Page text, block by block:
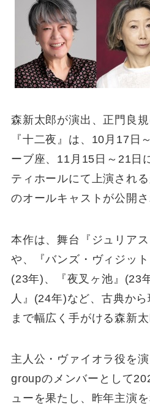
森新太郎が演出、正門良
『十二夜』は、10月17日
ーブ座、11月15日～21日
ティホールにて上演され
のオールキャストが公開さ
本作は、舞台『ジュリア
や、『バンズ・ヴィジッ
(23年)、『夜叉ヶ池』(23
人』(24年)など、古典か
まで幅広く手がける森新
主人公・ヴァイオラ役を
groupのメンバーとして
ューを果たし、昨年主演